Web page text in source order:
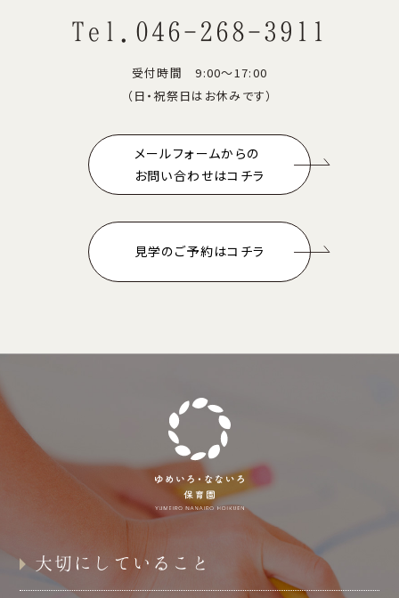
Tel.046-268-3911
受付時間 9:00〜17:00
（日・祝祭日はお休みです）
メールフォームからの
お問い合わせはコチラ
見学のご予約はコチラ
大切にしていること